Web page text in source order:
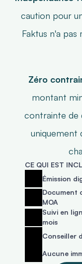
caution pour
Faktus n'a
Zéro
montant
contrainte de
uniquement
CE QUI EST
Émission
Document
MOA
Suivi en
mois
Conseiller
Aucune